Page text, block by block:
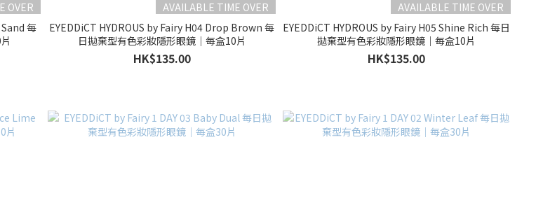
OVER
每
AVAILABLE TIME OVER
EYEDDiCT HYDROUS by Fairy H04 Drop Brown 每
日拋棄型有色彩妝隱形眼鏡｜每盒10片
HK$135.00
AVAILABLE TIME OVER
EYEDDiCT HYDROUS by Fairy H05 Shine Rich 每日
拋棄型有色彩妝隱形眼鏡｜每盒10片
HK$135.00